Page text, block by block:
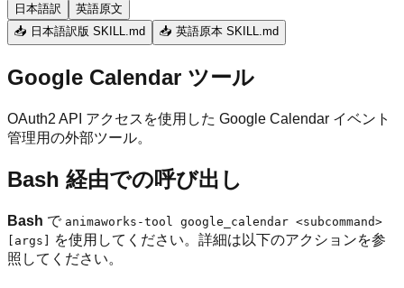
日本語訳
英語原文
📥 日本語訳版 SKILL.md
📥 英語原本 SKILL.md
Google Calendar ツール
OAuth2 API アクセスを使用した Google Calendar イベント
管理用の外部ツール。
Bash 経由での呼び出し
Bash で animaworks-tool google_calendar <subcommand>
[args]
を使用してください。詳細は以下のアクションを参
照してください。